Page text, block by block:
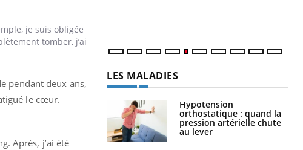
je suis obligée
tomber, j’ai
pendant deux ans,
le cœur.
Après, j’ai été
LES MALADIES
Hypotension
orthostatique : quand la
pression artérielle chute
au lever